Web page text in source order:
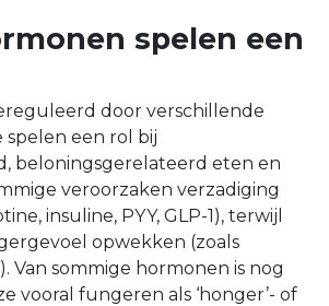
spelen een
door verschillende
spelen een rol bij
beloningsgerelateerd eten en
veroorzaken verzadiging
insuline, PYY, GLP-1), terwijl
opwekken (zoals
Van sommige hormonen is nog
vooral fungeren als ‘honger’- of